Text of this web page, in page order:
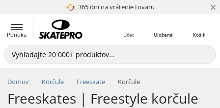
365 dní na vrátenie tovaru
4.8 z 5 ×
Ponuka Košík
Uložené
Účet
Domov Korčule Freeskate Korčule
Freeskates | Freestyle korčule